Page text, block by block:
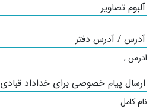
آلبوم تصاویر
آدرس / آدرس دفتر
ادرس ,
ارسال پیام خصوصی برای خداداد قبادی
نام کامل